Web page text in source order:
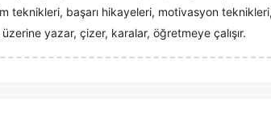
teknikleri, başarı hikayeleri, motivasyon
yazar, çizer, karalar, öğretmeye çalışır.